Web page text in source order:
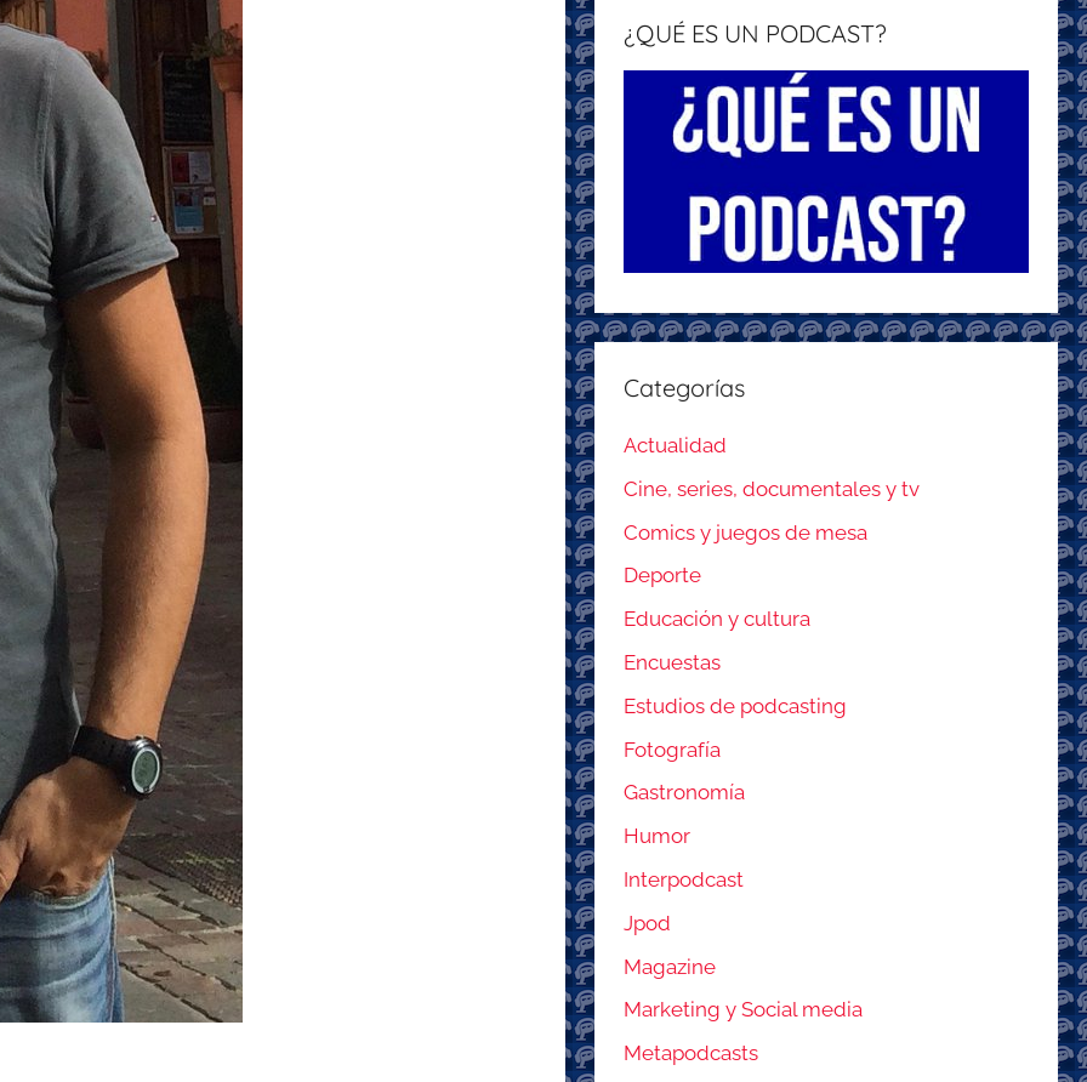
¿QUÉ ES UN PODCAST?
Categorías
Actualidad
Cine, series, documentales y tv
Comics y juegos de mesa
Deporte
Educación y cultura
Encuestas
Estudios de podcasting
Fotografía
Gastronomía
Humor
Interpodcast
Jpod
Magazine
Marketing y Social media
Metapodcasts